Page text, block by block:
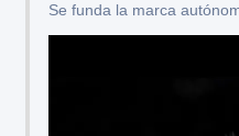
Se funda la marca